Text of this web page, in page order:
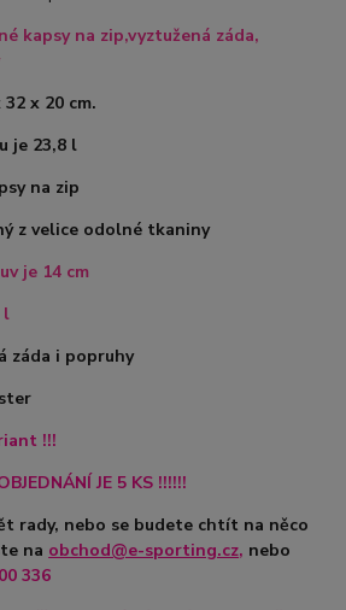
kapsy na zip,vyztužená záda,
x 20 cm.
je 23,8 l
na zip
z velice odolné tkaniny
je 14 cm
l
záda i popruhy
!!!
JE 5 KS !!!!!!
rady, nebo se budete chtít na něco
na obchod@e-sporting.cz, nebo
336